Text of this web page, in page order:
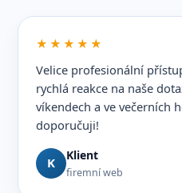
★★★★★
Velice profesionální
rychlá reakce na naše
víkendech a ve večerních
doporučuji!
K Klient
firemní web